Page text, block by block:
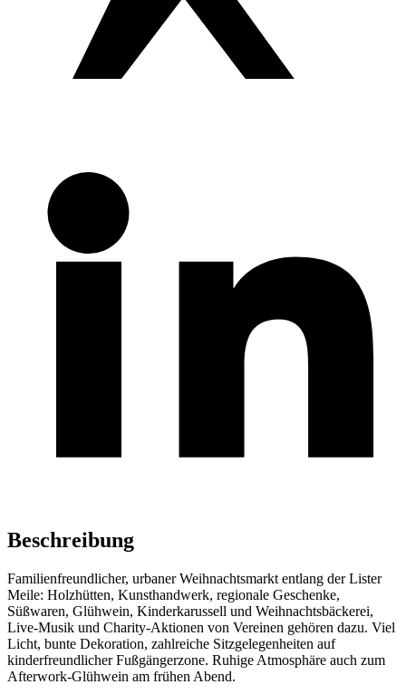
Beschreibung
Familienfreundlicher, urbaner Weihnachtsmarkt entlang der Lister
Meile: Holzhütten, Kunsthandwerk, regionale Geschenke,
Süßwaren, Glühwein, Kinderkarussell und Weihnachtsbäckerei,
Live-Musik und Charity-Aktionen von Vereinen gehören dazu. Viel
Licht, bunte Dekoration, zahlreiche Sitzgelegenheiten auf
kinderfreundlicher Fußgängerzone. Ruhige Atmosphäre auch zum
Afterwork-Glühwein am frühen Abend.